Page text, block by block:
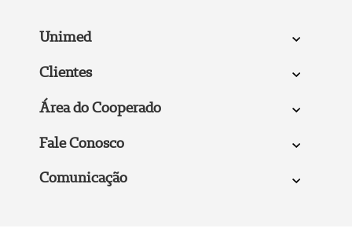
Unimed
Clientes
Área do Cooperado
Fale Conosco
Comunicação